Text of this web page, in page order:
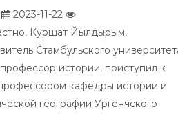
2023-11-22
Куршат Йылдырым,
Стамбульского
истории, приступил к
кафедры истории и
географии Ургенчского